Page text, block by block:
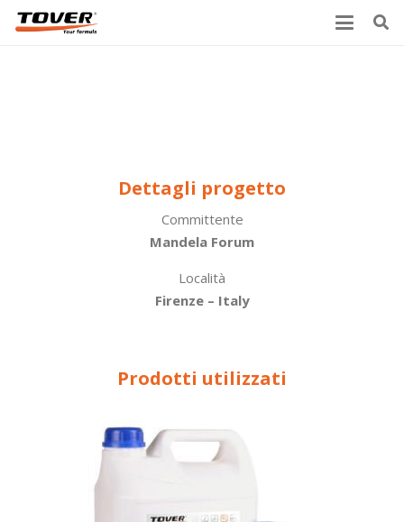
Dettagli progetto
Committente
Mandela Forum
Località
Firenze – Italy
Prodotti utilizzati